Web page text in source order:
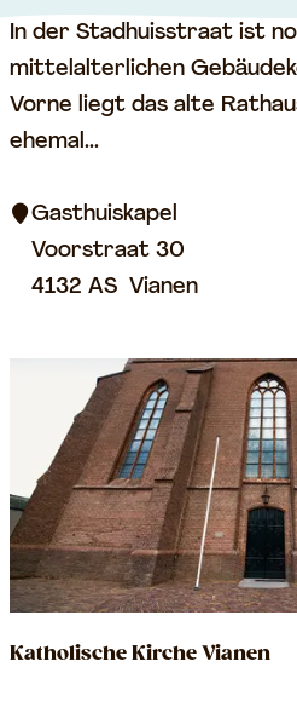
G
a
s
t
u
l
e
In der Stadhuisstraat ist
mittelalterlichen
Vorne liegt das alte
ehemal...
Gasthuiskapel
Voorstraat 30
4132 AS Vianen
Katholische Kirche Vianen